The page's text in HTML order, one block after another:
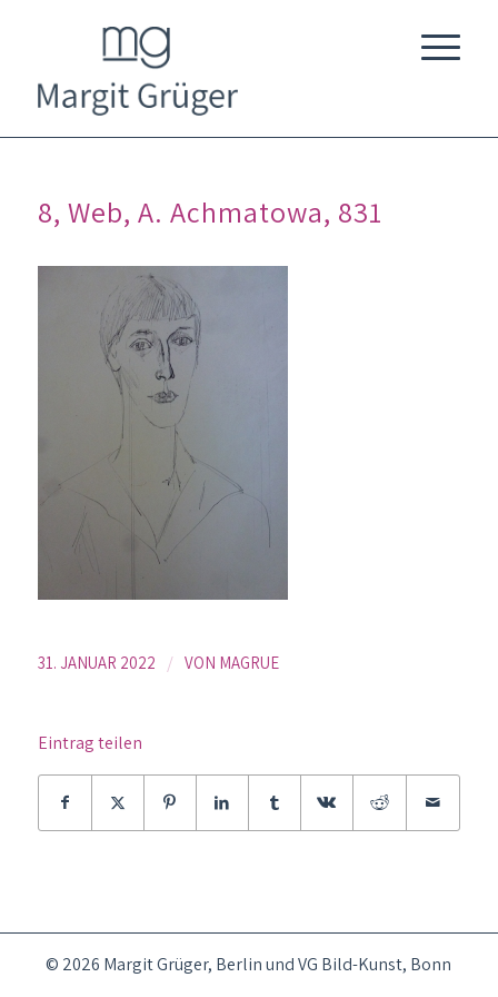
8, Web, A. Achmatowa, 831
31. JANUAR 2022 / VON MAGRUE
Eintrag teilen
© 2026 Margit Grüger, Berlin und VG Bild-Kunst, Bonn